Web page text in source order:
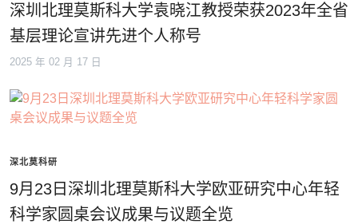
深圳北理莫斯科大学袁晓江教授荣获2023年全省
基层理论宣讲先进个人称号
2025 年 02 月 17 日
深北莫科研
9月23日深圳北理莫斯科大学欧亚研究中心年轻
科学家圆桌会议成果与议题全览